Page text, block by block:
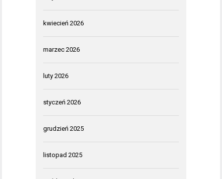
kwiecień 2026
marzec 2026
luty 2026
styczeń 2026
grudzień 2025
listopad 2025